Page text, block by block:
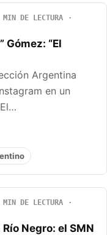
DE LECTURA
Gómez: “El
Argentina
en un
DE LECTURA
Negro: el SMN